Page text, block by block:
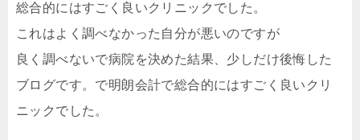
総合的にはすごく良いクリニックでした。
これはよく調べなかった自分が悪いのですが
良く調べないで病院を決めた結果、少しだけ後悔した
ブログです。で明朗会計で総合的にはすごく良いクリ
ニックでした。